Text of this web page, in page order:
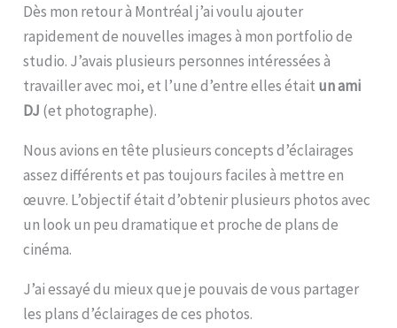
Dès mon retour à Montréal j’ai voulu ajouter
rapidement de nouvelles images à mon portfolio de
studio. J’avais plusieurs personnes intéressées à
travailler avec moi, et l’une d’entre elles était un ami
DJ (et photographe).
Nous avions en tête plusieurs concepts d’éclairages
assez différents et pas toujours faciles à mettre en
œuvre. L’objectif était d’obtenir plusieurs photos avec
un look un peu dramatique et proche de plans de
cinéma.
J’ai essayé du mieux que je pouvais de vous partager
les plans d’éclairages de ces photos.